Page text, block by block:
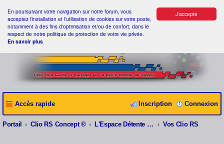
J'accepte
En poursuivant votre navigation sur notre forum, vous
acceptez l'installation et l'utilisation de cookies sur votre poste,
notamment à des fins d'optimisation et/ou de confort, dans le
respect de notre politique de protection de votre vie privée.
En savoir plus
Accès rapide Connexion
Inscription
Portail Clio RS Concept ® L'Espace Détente Clio RS Concept ® Vos Clio RS